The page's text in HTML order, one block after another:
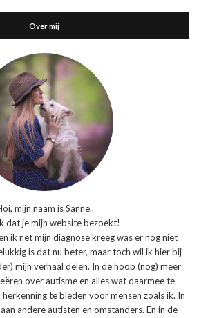
Over mij
mijn naam is Sanne.
dat je mijn website bezoekt!
ik net mijn diagnose kreeg was er nog niet
is dat nu beter, maar toch wil ik hier bij
mijn verhaal delen. In de hoop (nog) meer
over autisme en alles wat daarmee te
te bieden voor mensen zoals ik. In
andere autisten en omstanders. En in de